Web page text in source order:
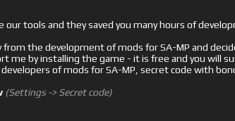
our tools and they saved you many hours of
from the development of mods for SA-MP and
me by installing the game - it is free and you will
developers of mods for SA-MP, secret code with
(Settings -> Secret code)